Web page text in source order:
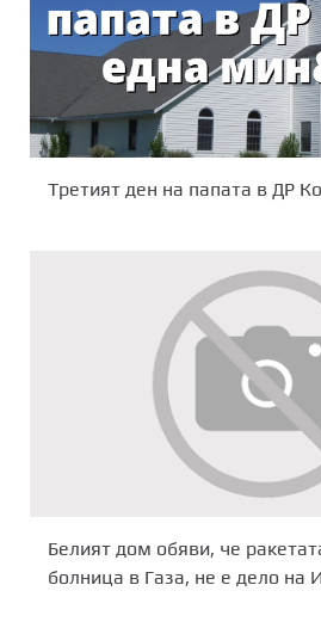
Третият ден на папата в ДР
Белият дом обяви, че
болница в Газа, не е дело на